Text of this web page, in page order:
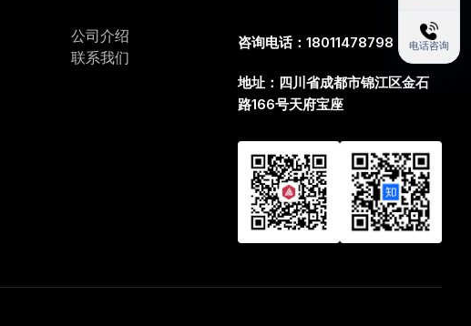
公司介绍
联系我们
咨询电话：18011478798
地址：四川省成都市锦江区金石
路166号天府宝座
电话咨询